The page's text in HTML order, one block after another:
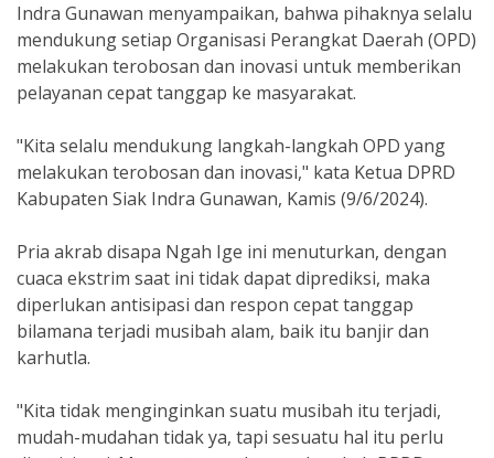
Indra Gunawan menyampaikan, bahwa pihaknya selalu
mendukung setiap Organisasi Perangkat Daerah (OPD)
melakukan terobosan dan inovasi untuk memberikan
pelayanan cepat tanggap ke masyarakat.
"Kita selalu mendukung langkah-langkah OPD yang
melakukan terobosan dan inovasi," kata Ketua DPRD
Kabupaten Siak Indra Gunawan, Kamis (9/6/2024).
Pria akrab disapa Ngah Ige ini menuturkan, dengan
cuaca ekstrim saat ini tidak dapat diprediksi, maka
diperlukan antisipasi dan respon cepat tanggap
bilamana terjadi musibah alam, baik itu banjir dan
karhutla.
"Kita tidak menginginkan suatu musibah itu terjadi,
mudah-mudahan tidak ya, tapi sesuatu hal itu perlu